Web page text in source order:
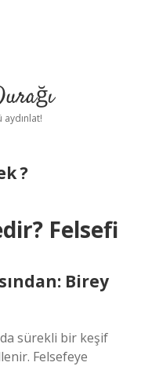
?
Felsefi
Birey
sürekli bir keşif
Felsefeye